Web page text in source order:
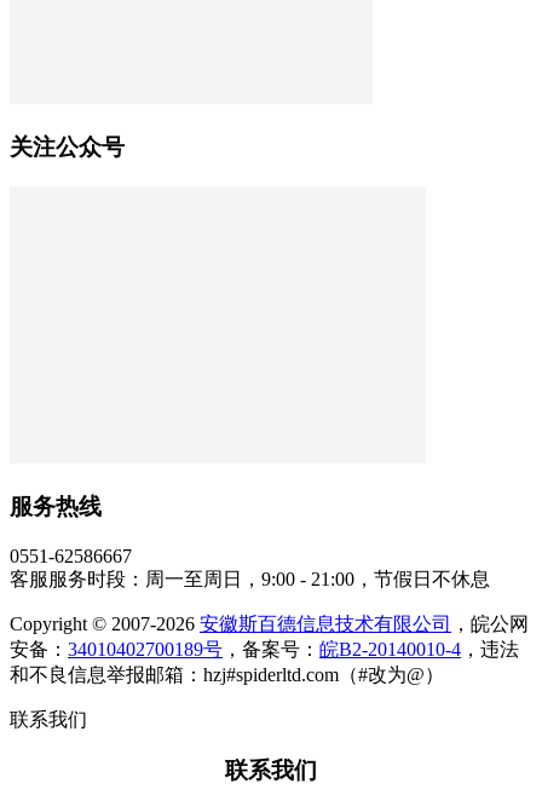
关注公众号
服务热线
0551-62586667
客服服务时段：周一至周日，9:00 - 21:00，节假日不休息
Copyright © 2007-2026 安徽斯百德信息技术有限公司
，皖公网
安备： 34010402700189号 ，备案号： 皖B2-20140010-4 ，违法
和不良信息举报邮箱：hzj#spiderltd.com（#改为@）
联系我们
联系我们